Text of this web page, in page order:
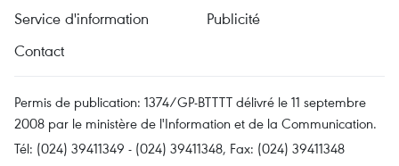
Service d'information
Publicité
Contact
Permis de publication: 1374/GP-BTTTT délivré le 11 septembre
2008 par le ministère de l'Information et de la Communication.
Tél: (024) 39411349 - (024) 39411348, Fax: (024) 39411348